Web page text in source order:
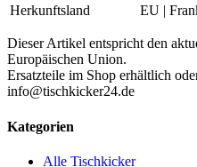
Herkunftsland
EU |
Dieser Artikel entspricht den
Europäischen Union.
Ersatzteile im Shop erhältlich
info@tischkicker24.de
Kategorien
Alle Tischkicker